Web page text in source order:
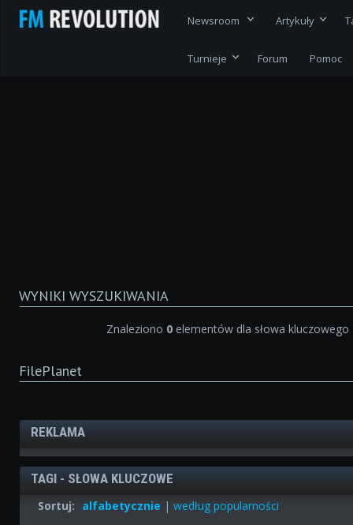
Newsroom Artykuły
Turnieje Forum Pomoc
WYNIKI WYSZUKIWANIA
Znaleziono 0elementów dla słowa kluczowego
FilePlanet
REKLAMA
TAGI - SŁOWA KLUCZOWE
Sortuj: alfabetycznie |według popularności